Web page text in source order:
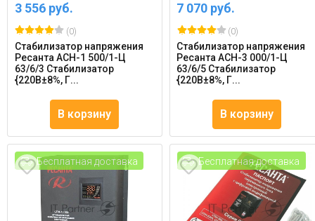
3 556 руб.
(0)
Стабилизатор напряжения
Ресанта АСН-1 500/1-Ц
63/6/3 Стабилизатор
{220В±8%, Г...
В корзину
7 070 руб.
(0)
Стабилизатор напряжения
Ресанта АСН-3 000/1-Ц
63/6/5 Стабилизатор
{220В±8%, Г...
В корзину
Бесплатная доставка Бесплатная доставка